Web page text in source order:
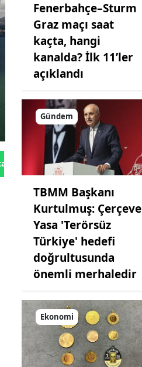
Gönder
Fenerbahçe–Sturm
Graz maçı saat
kaçta, hangi
kanalda? İlk 11’ler
açıklandı
Gündem
TBMM Başkanı
Kurtulmuş: Çerçeve
Yasa 'Terörsüz
Türkiye' hedefi
doğrultusunda
önemli merhaledir
Ekonomi